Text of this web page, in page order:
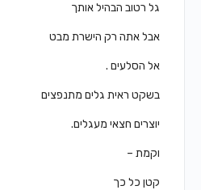
גל רטוב הבהיל אותך
אבל אתה רק הישרת מבט
אל הסלעים .
בשקט ראית גלים מתנפצים
יוצרים חצאי מעגלים.
וקמת –
קטן כל כך